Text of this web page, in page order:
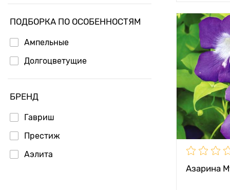
ПОДБОРКА ПО ОСОБЕННОСТЯМ
Ампельные
Долгоцветущие
БРЕНД
Гавриш
Престиж
Аэлита
Азарина
Высота
Растояние
растениями